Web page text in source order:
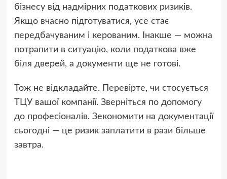
бізнесу від надмірних податкових ризиків.
Якщо вчасно підготуватися, усе стає
передбачуваним і керованим. Інакше — можна
потрапити в ситуацію, коли податкова вже
біля дверей, а документи ще не готові.
Тож не відкладайте. Перевірте, чи стосується
ТЦУ вашої компанії. Зверніться по допомогу
до професіоналів. Зекономити на документації
сьогодні — це ризик заплатити в рази більше
завтра.